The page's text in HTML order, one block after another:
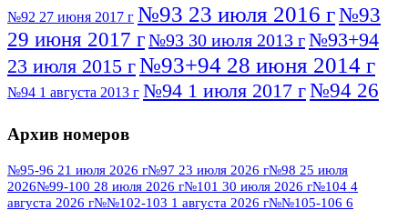
№92 27 июня 2017 г №93 23 июля 2016 г№93
29 июня 2017 г№93 30 июля 2013 г№93+94
23 июля 2015 г№93+94 28 июня 2014 г
№94 1 августа 2013 г №94 1 июля 2017 г№94 26
№95 7 августа 2012 г
№95 28 июля 2016 г№95+96 3 августа
2013 г№96 6 июля 2017 г№96 9 августа
Архив номеров
№95-96 21 июля 2026 г№97 23 июля 2026 г№98 25 июля
2026№99-100 28 июля 2026 г№101 30 июля 2026 г№104 4
августа 2026 г№№102-103 1 августа 2026 г№№105-106 6